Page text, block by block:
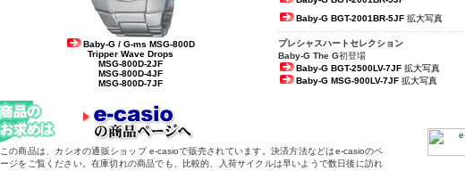
Baby-G / G-ms MSG-800D
Tripper Wave Drops
MSG-800D-2JF
MSG-800D-4JF
MSG-800D-7JF
Baby-G BGT-2001BR-5JF 拡大写真
プレシャスハートセレクション
Baby-G The G初登場
Baby-G BGT-2500LV-7JF 拡大写真
Baby-G MSG-900LV-7JF 拡大写真
この商品は、カシオの通販ショップ e-casioで販売されています。決済方法などはe-casioのペ
ージをご覧ください。在庫切れの商品でも、比較的、入荷サイクルは早いようで数日後に訪れ